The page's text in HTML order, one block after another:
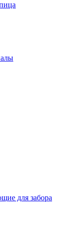
для забора